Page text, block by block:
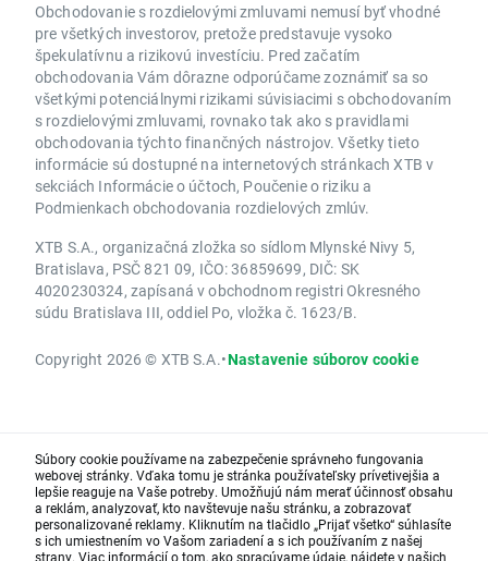
Obchodovanie s rozdielovými zmluvami nemusí byť vhodné
pre všetkých investorov, pretože predstavuje vysoko
špekulatívnu a rizikovú investíciu. Pred začatím
obchodovania Vám dôrazne odporúčame zoznámiť sa so
všetkými potenciálnymi rizikami súvisiacimi s obchodovaním
s rozdielovými zmluvami, rovnako tak ako s pravidlami
obchodovania týchto finančných nástrojov. Všetky tieto
informácie sú dostupné na internetových stránkach XTB v
sekciách Informácie o účtoch, Poučenie o riziku a
Podmienkach obchodovania rozdielových zmlúv.
XTB S.A., organizačná zložka so sídlom Mlynské Nivy 5,
Bratislava, PSČ 821 09, IČO: 36859699, DIČ: SK
4020230324, zapísaná v obchodnom registri Okresného
súdu Bratislava III, oddiel Po, vložka č. 1623/B.
Copyright 2026 © XTB S.A.•Nastavenie súborov cookie
Súbory cookie používame na zabezpečenie správneho fungovania
webovej stránky. Vďaka tomu je stránka používateľsky prívetivejšia a
lepšie reaguje na Vaše potreby. Umožňujú nám merať účinnosť obsahu
a reklám, analyzovať, kto navštevuje našu stránku, a zobrazovať
personalizované reklamy. Kliknutím na tlačidlo „Prijať všetko“ súhlasíte
s ich umiestnením vo Vašom zariadení a s ich používaním z našej
strany. Viac informácií o tom, ako spracúvame údaje, nájdete v našich